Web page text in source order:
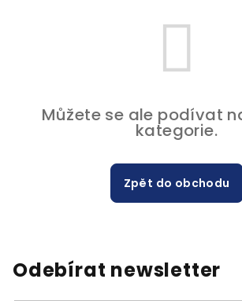
Můžete se ale podívat
kategorie.
Zpět do obchodu
Odebírat newsletter